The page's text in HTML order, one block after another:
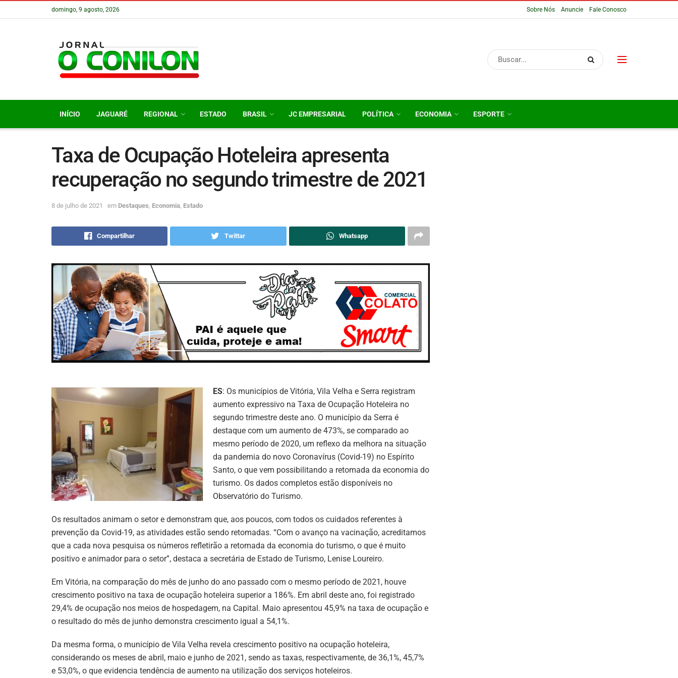
domingo, 9 agosto, 2026 Sobre Nós Anuncie Fale Conosco
INÍCIO JAGUARÉ REGIONAL ESTADO BRASIL JC EMPRESARIAL POLÍTICA ECONOMIA ESPORTE
Taxa de Ocupação Hoteleira apresenta
recuperação no segundo trimestre de 2021
8 de julho de 2021 em Destaques Economia Estado
Compartilhar Twittar Whatsapp
ES: Os municípios de Vitória, Vila Velha e Serra registram
aumento expressivo na Taxa de Ocupação Hoteleira no
segundo trimestre deste ano. O município da Serra é
destaque com um aumento de 473%, se comparado ao
mesmo período de 2020, um reflexo da melhora na situação
da pandemia do novo Coronavírus (Covid-19) no Espírito
Santo, o que vem possibilitando a retomada da economia do
turismo. Os dados completos estão disponíveis no
Observatório do Turismo.
Os resultados animam o setor e demonstram que, aos poucos, com todos os cuidados referentes à
prevenção da Covid-19, as atividades estão sendo retomadas. “Com o avanço na vacinação, acreditamos
que a cada nova pesquisa os números refletirão a retomada da economia do turismo, o que é muito
positivo e animador para o setor”, destaca a secretária de Estado de Turismo, Lenise Loureiro.
Em Vitória, na comparação do mês de junho do ano passado com o mesmo período de 2021, houve
crescimento positivo na taxa de ocupação hoteleira superior a 186%. Em abril deste ano, foi registrado
29,4% de ocupação nos meios de hospedagem, na Capital. Maio apresentou 45,9% na taxa de ocupação e
o resultado do mês de junho demonstra crescimento igual a 54,1%.
Da mesma forma, o município de Vila Velha revela crescimento positivo na ocupação hoteleira,
considerando os meses de abril, maio e junho de 2021, sendo as taxas, respectivamente, de 36,1%, 45,7%
e 53,0%, o que evidencia tendência de aumento na utilização dos serviços hoteleiros.